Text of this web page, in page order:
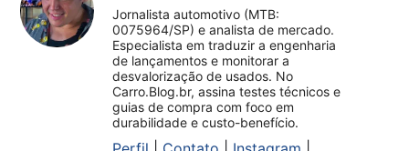
Jornalista automotivo (MTB:
0075964/SP) e analista de mercado.
Especialista em traduzir a engenharia
de lançamentos e monitorar a
desvalorização de usados. No
Carro.Blog.br, assina testes técnicos e
guias de compra com foco em
durabilidade e custo-benefício.